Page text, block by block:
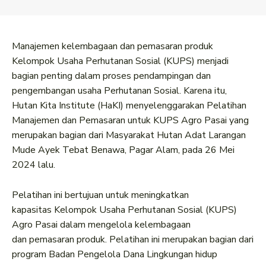
Manajemen kelembagaan dan pemasaran produk
Kelompok Usaha Perhutanan Sosial (KUPS) menjadi
bagian penting dalam proses pendampingan dan
pengembangan usaha Perhutanan Sosial. Karena itu,
Hutan Kita Institute (HaKI) menyelenggarakan Pelatihan
Manajemen dan Pemasaran untuk KUPS Agro Pasai yang
merupakan bagian dari Masyarakat Hutan Adat Larangan
Mude Ayek Tebat Benawa, Pagar Alam, pada 26 Mei
2024 lalu.
Pelatihan ini bertujuan untuk meningkatkan
kapasitas Kelompok Usaha Perhutanan Sosial (KUPS)
Agro Pasai dalam mengelola kelembagaan
dan pemasaran produk. Pelatihan ini merupakan bagian dari
program Badan Pengelola Dana Lingkungan hidup